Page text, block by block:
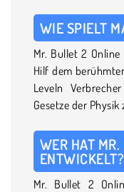
WIE SPIELT
Mr. Bullet 2
Hilf dem
Leveln
Gesetze der
WER HAT
ENTWICKELT?
Mr. Bullet 2